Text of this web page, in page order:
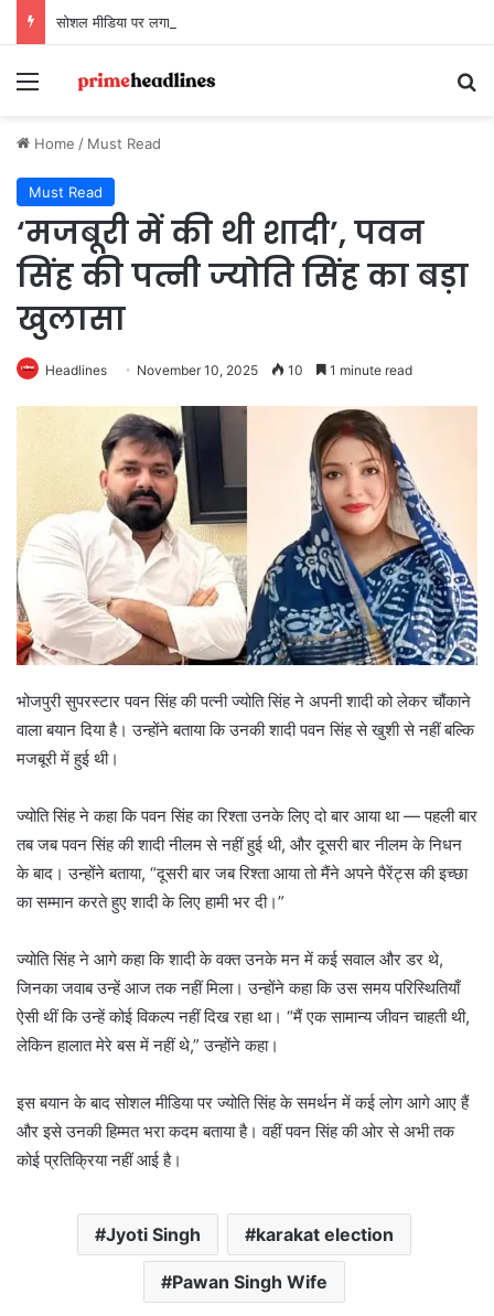
Menu
Home / Must Read
Must Read
‘मजबूरी में की थी शादी’, पवन
सिंह की पत्नी ज्योति सिंह का बड़ा
खुलासा
Headlines November 10, 2025 10 1 minute read
भोजपुरी सुपरस्टार पवन सिंह की पत्नी ज्योति सिंह ने अपनी शादी को लेकर चौंकाने
वाला बयान दिया है। उन्होंने बताया कि उनकी शादी पवन सिंह से खुशी से नहीं बल्कि
मजबूरी में हुई थी।
ज्योति सिंह ने कहा कि पवन सिंह का रिश्ता उनके लिए दो बार आया था — पहली बार
तब जब पवन सिंह की शादी नीलम से नहीं हुई थी, और दूसरी बार नीलम के निधन
के बाद। उन्होंने बताया, “दूसरी बार जब रिश्ता आया तो मैंने अपने पैरेंट्स की इच्छा
का सम्मान करते हुए शादी के लिए हामी भर दी।”
ज्योति सिंह ने आगे कहा कि शादी के वक्त उनके मन में कई सवाल और डर थे,
जिनका जवाब उन्हें आज तक नहीं मिला। उन्होंने कहा कि उस समय परिस्थितियाँ
ऐसी थीं कि उन्हें कोई विकल्प नहीं दिख रहा था। “मैं एक सामान्य जीवन चाहती थी,
लेकिन हालात मेरे बस में नहीं थे,” उन्होंने कहा।
इस बयान के बाद सोशल मीडिया पर ज्योति सिंह के समर्थन में कई लोग आगे आए हैं
और इसे उनकी हिम्मत भरा कदम बताया है। वहीं पवन सिंह की ओर से अभी तक
कोई प्रतिक्रिया नहीं आई है।
Jyoti Singh karakat election
Pawan Singh Wife